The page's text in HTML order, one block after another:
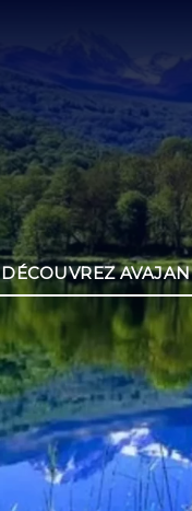
DÉCOUVREZ AVAJAN